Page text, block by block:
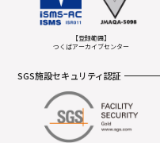
【登録範囲】
つくばアーカイブセンター
SGS施設セキュリティ認証